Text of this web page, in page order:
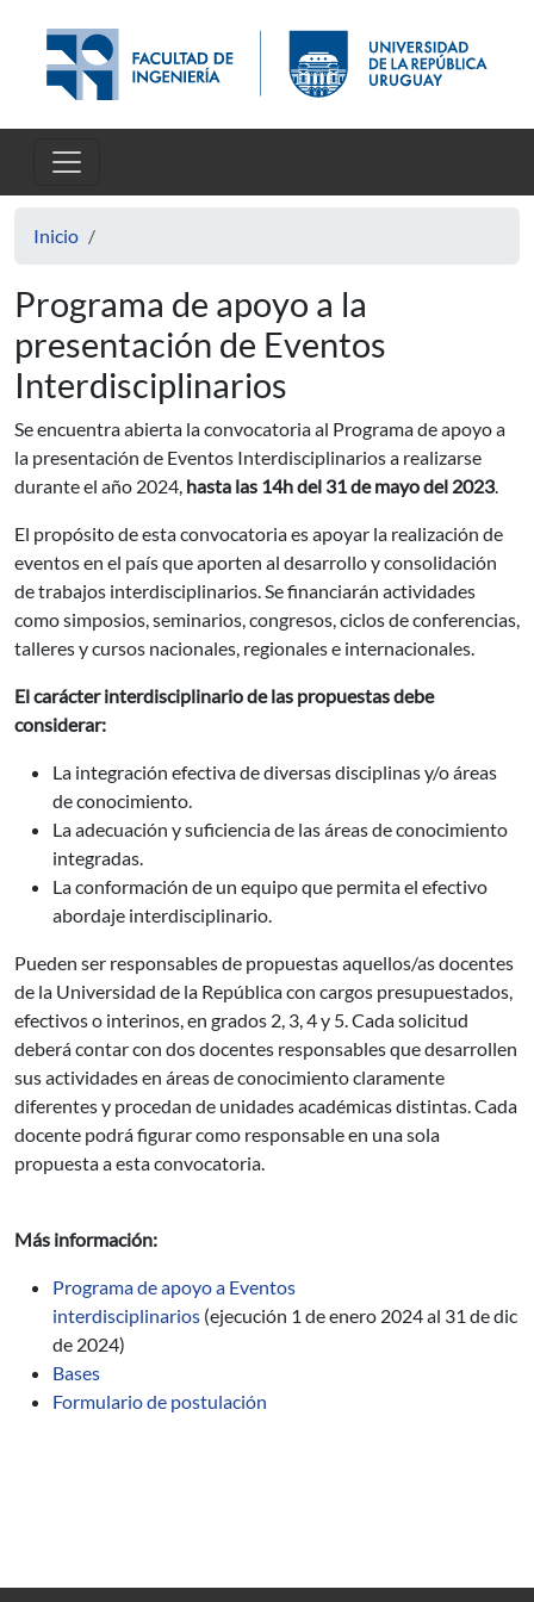
Inicio
Programa de apoyo a la
presentación de Eventos
Interdisciplinarios
Se encuentra abierta la convocatoria al Programa de apoyo a
la presentación de Eventos Interdisciplinarios a realizarse
durante el año 2024, hasta las 14h del 31 de mayo del 2023.
El propósito de esta convocatoria es apoyar la realización de
eventos en el país que aporten al desarrollo y consolidación
de trabajos interdisciplinarios. Se financiarán actividades
como simposios, seminarios, congresos, ciclos de conferencias,
talleres y cursos nacionales, regionales e internacionales.
El carácter interdisciplinario de las propuestas debe
considerar:
La integración efectiva de diversas disciplinas y/o áreas
de conocimiento.
La adecuación y suficiencia de las áreas de conocimiento
integradas.
La conformación de un equipo que permita el efectivo
abordaje interdisciplinario.
Pueden ser responsables de propuestas aquellos/as docentes
de la Universidad de la República con cargos presupuestados,
efectivos o interinos, en grados 2, 3, 4 y 5. Cada solicitud
deberá contar con dos docentes responsables que desarrollen
sus actividades en áreas de conocimiento claramente
diferentes y procedan de unidades académicas distintas. Cada
docente podrá figurar como responsable en una sola
propuesta a esta convocatoria.
Más información:
Programa de apoyo a Eventos
interdisciplinarios (ejecución 1 de enero 2024 al 31 de dic
de 2024)
Bases
Formulario de postulación